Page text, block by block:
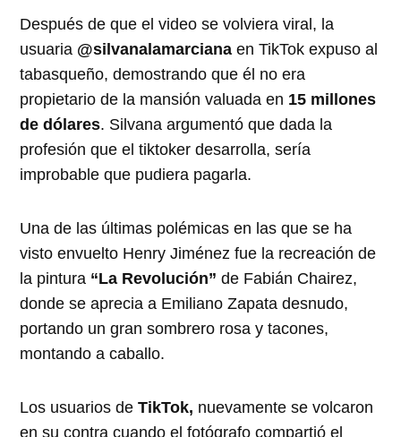
Después de que el video se volviera viral, la
usuaria @silvanalamarciana en TikTok expuso al
tabasqueño, demostrando que él no era
propietario de la mansión valuada en 15 millones
de dólares. Silvana argumentó que dada la
profesión que el tiktoker desarrolla, sería
improbable que pudiera pagarla.
Una de las últimas polémicas en las que se ha
visto envuelto Henry Jiménez fue la recreación de
la pintura “La Revolución” de Fabián Chairez,
donde se aprecia a Emiliano Zapata desnudo,
portando un gran sombrero rosa y tacones,
montando a caballo.
Los usuarios deTikTok, nuevamente se volcaron
en su contra cuando el fotógrafo compartió el